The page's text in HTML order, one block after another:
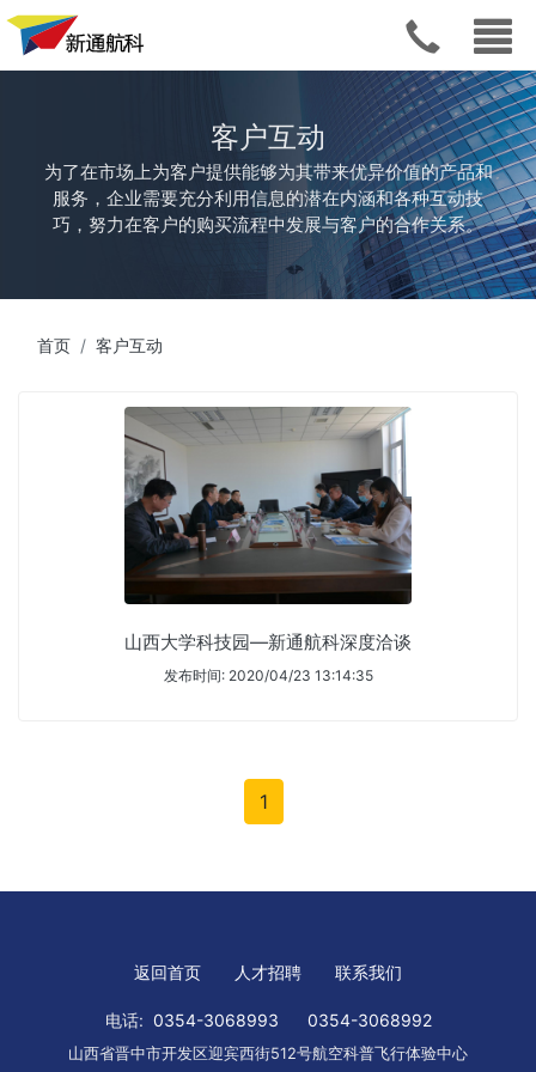
客户互动
为了在市场上为客户提供能够为其带来优异价值的产品和
服务，企业需要充分利用信息的潜在内涵和各种互动技
巧，努力在客户的购买流程中发展与客户的合作关系。
首页 客户互动
山西大学科技园—新通航科深度洽谈
发布时间: 2020/04/23 13:14:35
1
返回首页 人才招聘 联系我们
电话: 0354-3068993 0354-3068992
山西省晋中市开发区迎宾西街512号航空科普飞行体验中心